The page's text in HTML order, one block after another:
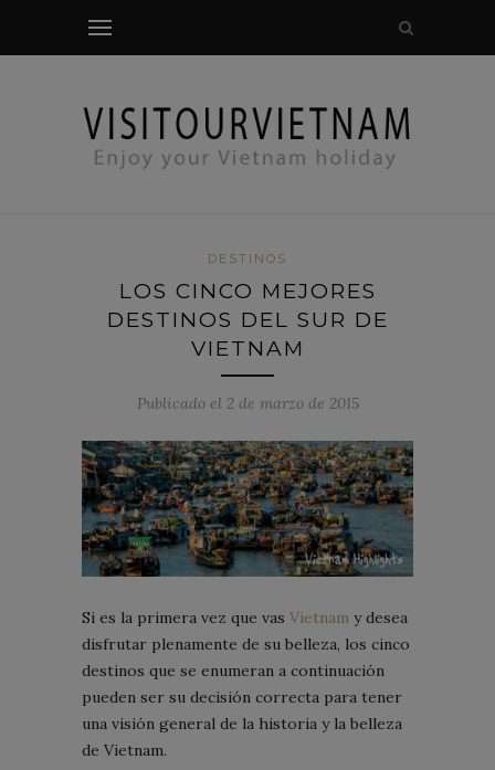
DESTINOS
LOS CINCO MEJORES
DESTINOS DEL SUR DE
VIETNAM
Publicado el 2 de marzo de 2015
Si es la primera vez que vas Vietnam y desea
disfrutar plenamente de su belleza, los cinco
destinos que se enumeran a continuación
pueden ser su decisión correcta para tener
una visión general de la historia y la belleza
de Vietnam.